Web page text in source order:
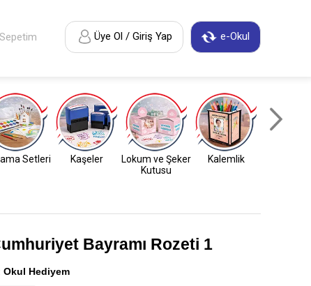
e-Okul
Üye Ol / Giriş Yap
Sepetim
Setleri Kaşeler
Lokum ve Şeker
Kutusu
Kalemlik
Bayramı Rozeti 1
Okul Hediyem